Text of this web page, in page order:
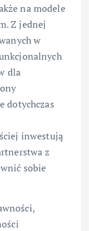
na modele
Z jednej
w
dla
dotychczas
inwestują
z
sobie